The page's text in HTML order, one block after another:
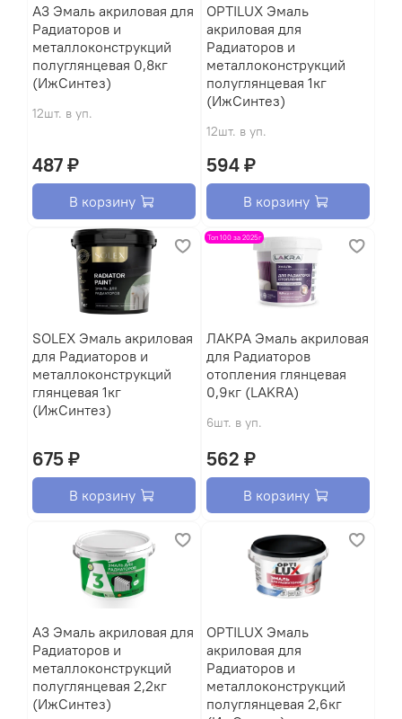
A3 Эмаль акриловая для
Радиаторов и
металлоконструкций
полуглянцевая 0,8кг
(ИжСинтез)
12шт. в уп.
487 ₽
В корзину
OPTILUX Эмаль
акриловая для
Радиаторов и
металлоконструкций
полуглянцевая 1кг
(ИжСинтез)
12шт. в уп.
594 ₽
В корзину
SOLEX Эмаль акриловая
для Радиаторов и
металлоконструкций
глянцевая 1кг
(ИжСинтез)
675 ₽
В корзину
Топ 100 за 2025г
ЛАКРА Эмаль акриловая
для Радиаторов
отопления глянцевая
0,9кг (LAKRA)
6шт. в уп.
562 ₽
В корзину
A3 Эмаль акриловая для
Радиаторов и
металлоконструкций
полуглянцевая 2,2кг
(ИжСинтез)
OPTILUX Эмаль
акриловая для
Радиаторов и
металлоконструкций
полуглянцевая 2,6кг